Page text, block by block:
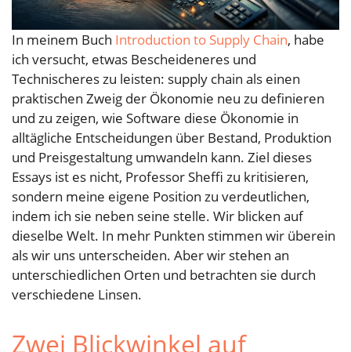
In meinem Buch Introduction to Supply Chain, habe
ich versucht, etwas Bescheideneres und
Technischeres zu leisten: supply chain als einen
praktischen Zweig der Ökonomie neu zu definieren
und zu zeigen, wie Software diese Ökonomie in
alltägliche Entscheidungen über Bestand, Produktion
und Preisgestaltung umwandeln kann. Ziel dieses
Essays ist es nicht, Professor Sheffi zu kritisieren,
sondern meine eigene Position zu verdeutlichen,
indem ich sie neben seine stelle. Wir blicken auf
dieselbe Welt. In mehr Punkten stimmen wir überein
als wir uns unterscheiden. Aber wir stehen an
unterschiedlichen Orten und betrachten sie durch
verschiedene Linsen.
Zwei Blickwinkel auf